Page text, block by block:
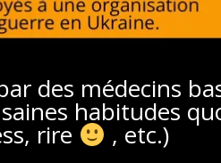
des médecins
habitudes
rire , etc.)